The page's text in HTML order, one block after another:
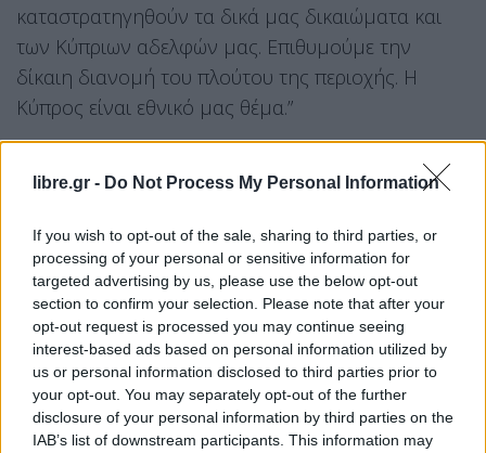
libre.gr - Do Not Process My Personal Information
If you wish to opt-out of the sale, sharing to third parties, or
processing of your personal or sensitive information for
targeted advertising by us, please use the below opt-out
section to confirm your selection. Please note that after your
opt-out request is processed you may continue seeing
interest-based ads based on personal information utilized by
us or personal information disclosed to third parties prior to
your opt-out. You may separately opt-out of the further
disclosure of your personal information by third parties on the
IAB’s list of downstream participants. This information may
καταστρατηγηθούν τα δικά μας δικαιώματα και
των Κύπριων αδελφών μας. Επιθυμούμε την
δίκαιη διανομή του πλούτου της περιοχής. Η
Κύπρος είναι εθνικό μας θέμα.”
Και ο υπουργός Ενέργειας Φατίχ Ντονμέζ, από
εγκατάσταση αποθήκευσης φυσικού αερίου που
τουρκικά πλωτά γεωτρύπανα που βρίσκονται σε
κυπριακά ύδατα, ενημερώθηκε για την πορεία των
γεωτρήσεων και δήλωσε στο ίδιο μήκος κύματος
ότι η Άγκυρα δεν θα απεμπολίσει τα δικαιώματά
της.
Πρόσθεσε μάλιστα ότι εντός των προσεχών
μηνών θα προχωρήσει ταχύτατα ο ορισμός